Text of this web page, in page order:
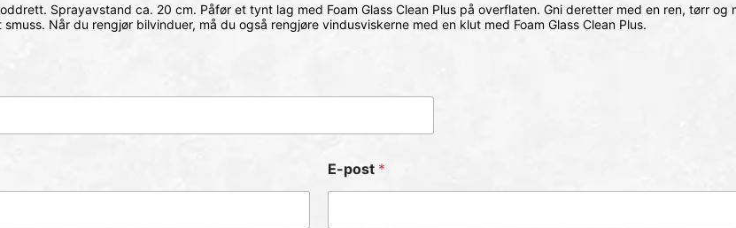
Sprayavstand ca. 20 cm. Påfør et tynt lag med Foam Glass Clean Plus på overflaten. Gni deretter med en ren, tørr og
smuss. Når du rengjør bilvinduer, må du også rengjøre vindusviskerne med en klut med Foam Glass Clean Plus.
E-post *